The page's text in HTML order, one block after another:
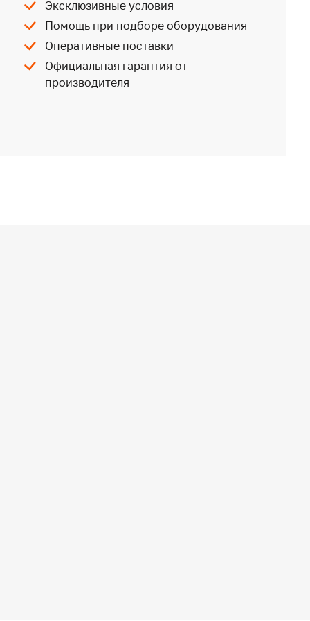
Эксклюзивные условия
Помощь при подборе оборудования
Оперативные поставки
Официальная гарантия от
производителя